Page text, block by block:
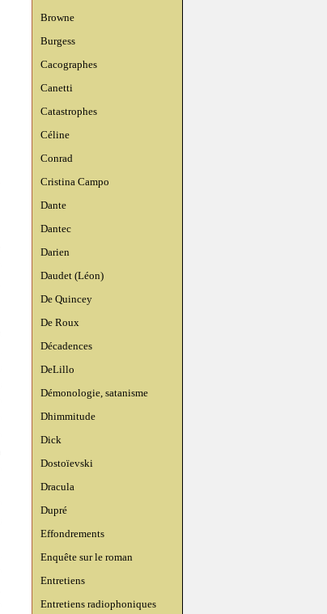
Browne
Burgess
Cacographes
Canetti
Catastrophes
Céline
Conrad
Cristina Campo
Dante
Dantec
Darien
Daudet (Léon)
De Quincey
De Roux
Décadences
DeLillo
Démonologie, satanisme
Dhimmitude
Dick
Dostoïevski
Dracula
Dupré
Effondrements
Enquête sur le roman
Entretiens
Entretiens radiophoniques